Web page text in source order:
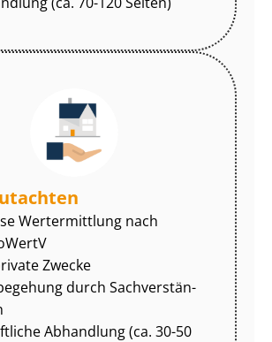
Wertermittlung nach
Zwecke
durch Sach­ver­stän­
Abhandlung (ca. 30-50